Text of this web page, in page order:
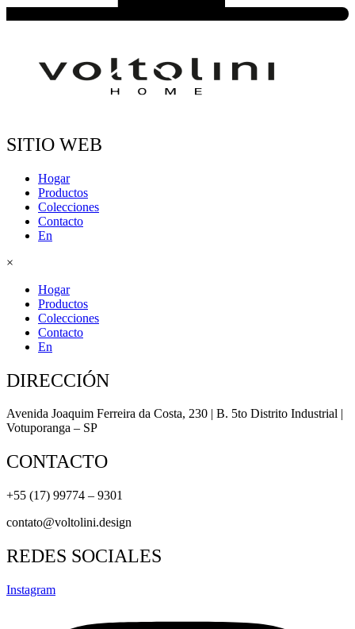
SITIO WEB
Hogar
Productos
Colecciones
Contacto
En
×
Hogar
Productos
Colecciones
Contacto
En
DIRECCIÓN
Avenida Joaquim Ferreira da Costa, 230 | B. 5to Distrito Industrial |
Votuporanga – SP
CONTACTO
+55 (17) 99774 – 9301
contato@voltolini.design
REDES SOCIALES
Instagram